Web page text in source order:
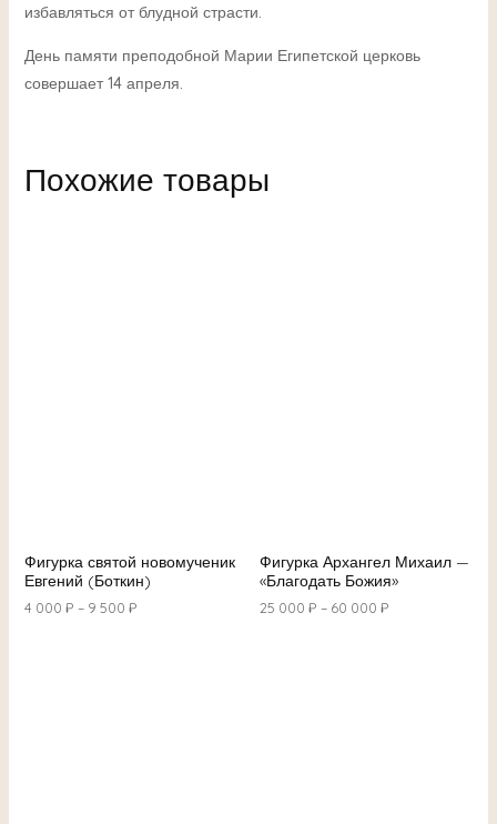
избавляться от блудной страсти.
День памяти преподобной Марии Египетской церковь
совершает 14 апреля.
Похожие товары
Фигурка святой новомученик
Евгений (Боткин)
4 000 ₽ – 9 500 ₽
Фигурка Архангел Михаил —
«Благодать Божия»
25 000 ₽ – 60 000 ₽